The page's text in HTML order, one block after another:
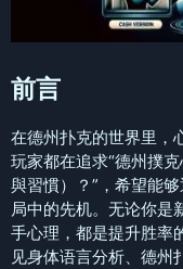
前言
在德州扑克的世界里，
玩家都在追求“德州撲
與習慣）？”，希望能
局中的先机。无论你是
手心理，都是提升胜率
见身体语言分析、德州